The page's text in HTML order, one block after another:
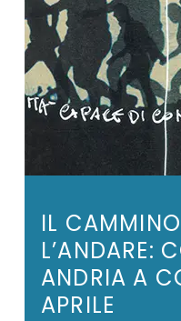
IL
L’ANDARE:
ANDRIA A
APRILE